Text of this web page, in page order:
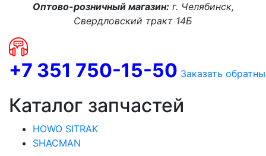
Оптово-розничный магазин:г. Челябинск,
Свердловский тракт 14Б
+7 351 750-15-50 Заказать
Каталог запчастей
HOWO SITRAK
SHACMAN